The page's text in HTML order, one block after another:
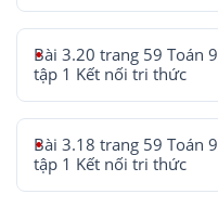
Bài 3.20 trang 59 Toán 9
tập 1 Kết nối tri thức
Bài 3.18 trang 59 Toán 9
tập 1 Kết nối tri thức